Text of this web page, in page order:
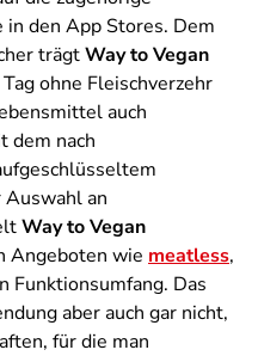
den App Stores. Dem
trägtWay to Vegan
ohne Fleischverzehr
auch
dem nach
Auswahl an
Way to Vegan
Angeboten wie meatless,
Funktionsumfang. Das
aber auch gar nicht,
für die man